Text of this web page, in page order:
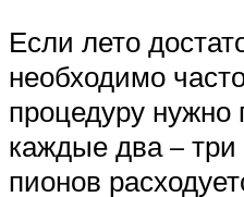
Если лето
необходимо
процедуру нужно
каждые два –
пионов